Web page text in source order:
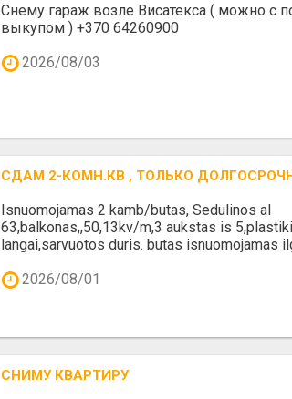
Снему гараж возле Висатекса ( можно с
выкупом ) +370 64260900
2026/08/03
СДАМ 2-КОМН.КВ , ТОЛЬКО
Isnuomojamas 2 kamb/butas, Sedulinos al
63,balkonas,,50,13kv/m,3 aukstas is
langai,sarvuotos duris. butas isnuomojamas
2026/08/01
СНИМУ КВАРТИРУ